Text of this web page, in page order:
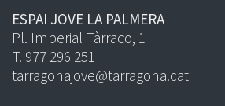
ESPAI JOVE LA PALMERA
Pl. Imperial Tàrraco, 1
T. 977 296 251
tarragonajove@tarragona.cat